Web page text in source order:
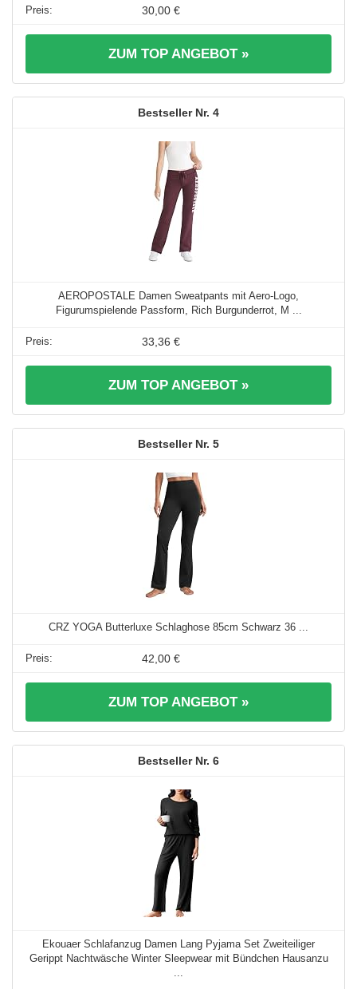
30,00 €
ZUM TOP ANGEBOT »
4
AEROPOSTALE Damen Sweatpants mit Aero-Logo,
Figurumspielende Passform, Rich Burgunderrot, M ...
33,36 €
ZUM TOP ANGEBOT »
5
CRZ YOGA Butterluxe Schlaghose 85cm Schwarz 36 ...
42,00 €
ZUM TOP ANGEBOT »
6
Ekouaer Schlafanzug Damen Lang Pyjama Set Zweiteiliger
Gerippt Nachtwäsche Winter Sleepwear mit Bündchen Hausanzu
...